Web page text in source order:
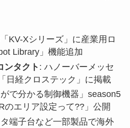
KV-Xシリーズ」に産業用ロ
Library」機能追加
ンタクト : ハノーバーメッセ
日経クロステック」に掲載
で分かる制御機器」season5
のエリア設定って??」公開
端子台など一部製品で海外